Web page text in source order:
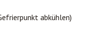
abkühlen)